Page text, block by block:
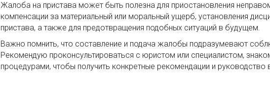
Жалоба на пристава может быть полезна для приостановления
компенсации за материальный или моральный ущерб, установления
пристава, а также для предотвращения подобных ситуаций в будущем.
Важно помнить, что составление и подача жалобы подразумевают
Рекомендую проконсультироваться с юристом или специалистом,
процедурами, чтобы получить конкретные рекомендации и